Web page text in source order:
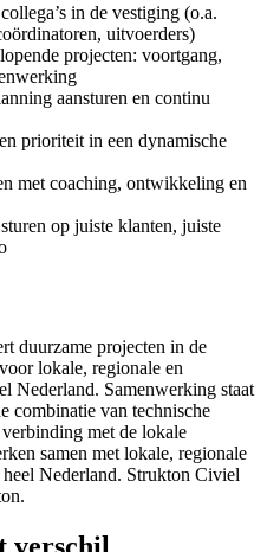
in de vestiging (o.a.
uitvoerders)
projecten: voortgang,
aansturen en continu
prioriteit in een dynamische
met coaching, ontwikkeling en
op juiste klanten, juiste
duurzame projecten in de
lokale, regionale en
Nederland. Samenwerking staat
combinatie van technische
met de lokale
samen met lokale, regionale
Nederland. Strukton Civiel